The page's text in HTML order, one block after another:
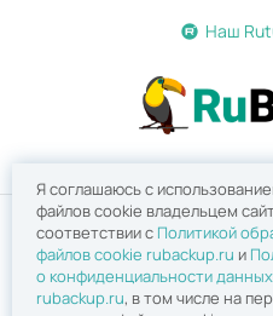
Наш
Политика
Политика
Сведения об
Я соглашаюсь с
файлов cookie владельцем
соответствии с Политикой
файлов сookie rubackup.ru и
о конфиденциальности данных
rubackup.ru, в том числе на